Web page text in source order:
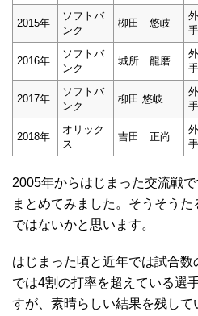
2015年
ソフトバ
ンク
栁田 悠岐
手
2016年
ソフトバ
ンク
城所 龍磨
手
2017年
ソフトバ
ンク
柳田 悠岐
手
2018年
オリック
ス
吉田 正尚
手
2005年からはじまった交流戦
まとめてみました。そうそう
ではないかと思います。
はじまった頃と近年では試合
では4割の打率を超えている選
すが、素晴らしい結果を残して